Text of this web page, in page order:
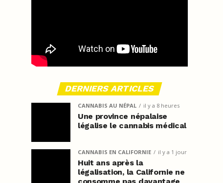
DERNIERS ARTICLES
CANNABIS AU NÉPAL il y a 8 heures
Une province népalaise
légalise le cannabis médical
CANNABIS EN CALIFORNIE il y a 1 jour
Huit ans après la
légalisation, la Californie ne